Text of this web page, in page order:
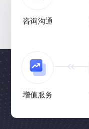
咨询沟通
增值服务